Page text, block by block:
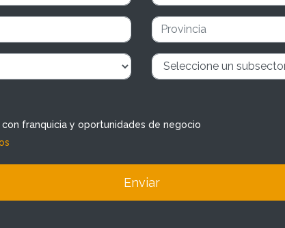
franquicia y oportunidades de negocio
Enviar